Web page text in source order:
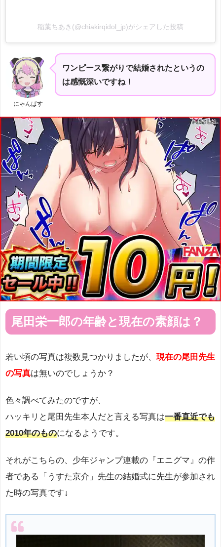
稲葉ちあき(@chiakirqidol_jp)がシェアした投稿
にゃんぱす
ワンピース繋がりで結婚されたというの
は感慨深いですね！
尾田栄一郎の年齢と現在の素顔は？
若い頃の写真は複数見つかりましたが、 現在の尾田先生
の写真は無いのでしょうか？
色々調べてみたのですが、
ハッキリと尾田先生本人だと言える写真は一番直近でも
2010年のものになるようです。
それがこちらの、少年ジャンプ連載の『エニグマ』の作
者である「うすた京介」先生の結婚式に先生が参加され
た時の写真です↓